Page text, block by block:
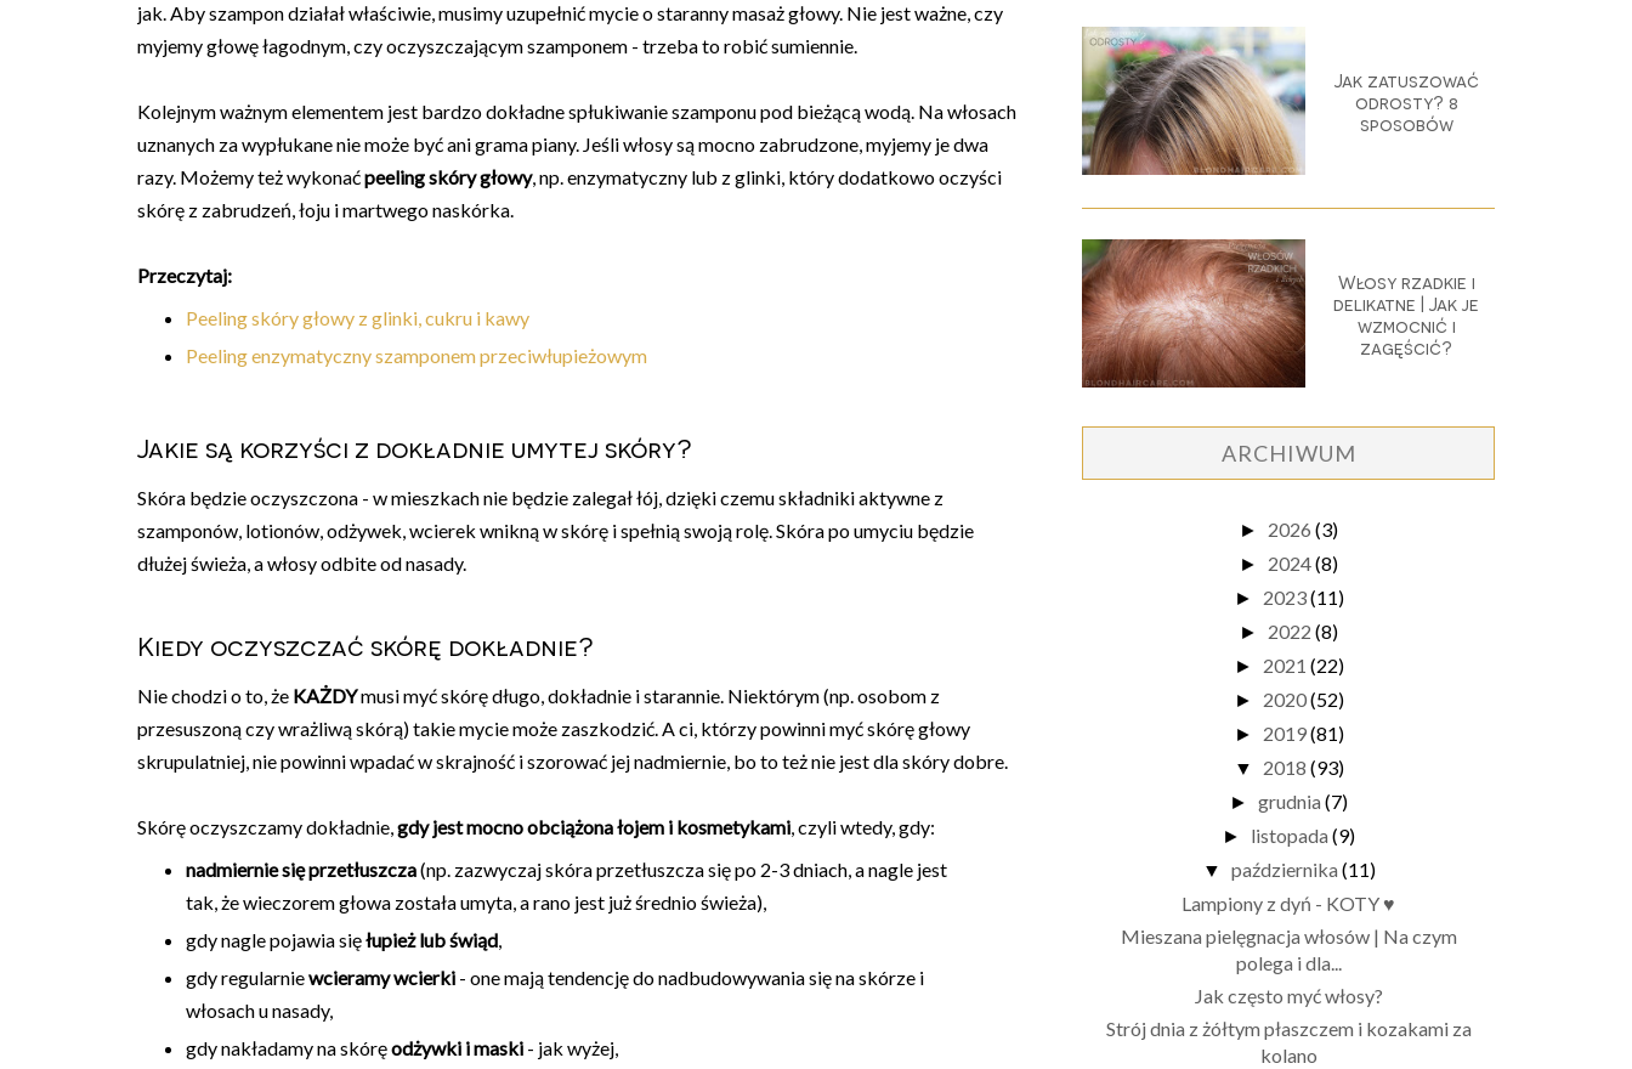
jak. Aby szampon działał właściwie, musimy uzupełnić mycie o staranny masaż głowy. Nie jest ważne, czy
myjemy głowę łagodnym, czy oczyszczającym szamponem - trzeba to robić sumiennie.
Kolejnym ważnym elementem jest bardzo dokładne spłukiwanie szamponu pod bieżącą wodą. Na włosach
uznanych za wypłukane nie może być ani grama piany. Jeśli włosy są mocno zabrudzone, myjemy je dwa
razy. Możemy też wykonaćpeeling skóry głowy, np. enzymatyczny lub z glinki, który dodatkowo oczyści
skórę z zabrudzeń, łoju i martwego naskórka.
Przeczytaj:
Peeling skóry głowy z glinki, cukru i kawy
Peeling enzymatyczny szamponem przeciwłupieżowym
Jakie są korzyści z dokładnie umytej skóry?
Skóra będzie oczyszczona - w mieszkach nie będzie zalegał łój, dzięki czemu składniki aktywne z
szamponów, lotionów, odżywek, wcierek wnikną w skórę i spełnią swoją rolę. Skóra po umyciu będzie
dłużej świeża, a włosy odbite od nasady.
Kiedy oczyszczać skórę dokładnie?
Nie chodzi o to, że KAŻDYmusi myć skórę długo, dokładnie i starannie. Niektórym (np. osobom z
przesuszoną czy wrażliwą skórą) takie mycie może zaszkodzić. A ci, którzy powinni myć skórę głowy
skrupulatniej, nie powinni wpadać w skrajność i szorować jej nadmiernie, bo to też nie jest dla skóry dobre.
Skórę oczyszczamy dokładnie,gdy jest mocno obciążona łojem i kosmetykami, czyli wtedy, gdy:
nadmiernie się przetłuszcza(np. zazwyczaj skóra przetłuszcza się po 2-3 dniach, a nagle jest
tak, że wieczorem głowa została umyta, a rano jest już średnio świeża),
gdy nagle pojawia sięłupież lub świąd,
gdy regularniewcieramy wcierki - one mają tendencję do nadbudowywania się na skórze i
włosach u nasady,
gdy nakładamy na skóręodżywki i maski - jak wyżej,
Jak zatuszować
odrosty? 8
sposobów
Włosy rzadkie i
delikatne | Jak je
wzmocnić i
zagęścić?
ARCHIWUM
► 2026 (3)
► 2024(8)
► 2023(11)
► 2022 (8)
► 2021 (22)
► 2020(52)
► 2019(81)
▼ 2018 (93)
► grudnia (7)
► listopada (9)
▼ października (11)
Lampiony z dyń - KOTY ♥
Mieszana pielęgnacja włosów | Na czym
polega i dla...
Jak często myć włosy?
Strój dnia z żółtym płaszczem i kozakami za
kolano